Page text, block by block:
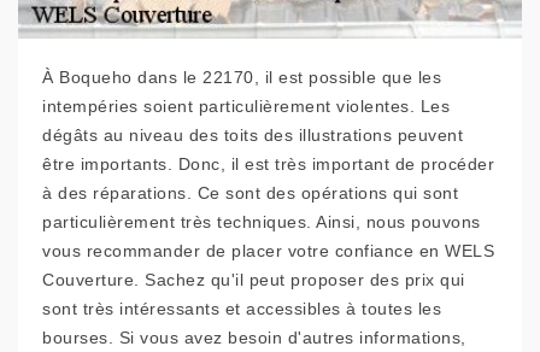
À Boqueho dans le 22170, il est possible que les
intempéries soient particulièrement violentes. Les
dégâts au niveau des toits des illustrations peuvent
être importants. Donc, il est très important de procéder
à des réparations. Ce sont des opérations qui sont
particulièrement très techniques. Ainsi, nous pouvons
vous recommander de placer votre confiance en WELS
Couverture. Sachez qu'il peut proposer des prix qui
sont très intéressants et accessibles à toutes les
bourses. Si vous avez besoin d'autres informations,